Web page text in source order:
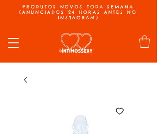
PRODUTOS NOVOS TODA SEMANA
(ANUNCIADOS 24 HORAS ANTES NO
INSTAGRAM)